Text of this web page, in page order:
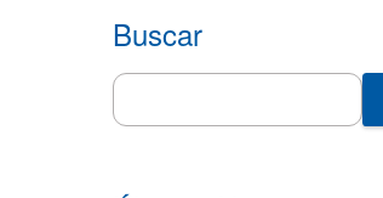
Buscar
Search
for: